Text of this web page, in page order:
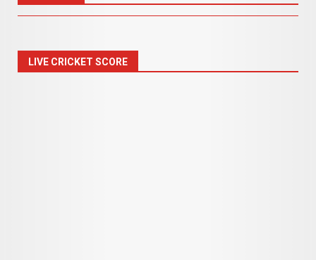
LIVE CRICKET SCORE